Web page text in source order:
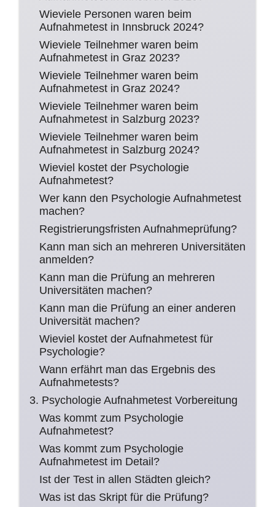
Wieviele Personen waren beim
Aufnahmetest in Innsbruck 2024?
Wieviele Teilnehmer waren beim
Aufnahmetest in Graz 2023?
Wieviele Teilnehmer waren beim
Aufnahmetest in Graz 2024?
Wieviele Teilnehmer waren beim
Aufnahmetest in Salzburg 2023?
Wieviele Teilnehmer waren beim
Aufnahmetest in Salzburg 2024?
Wieviel kostet der Psychologie
Aufnahmetest?
Wer kann den Psychologie Aufnahmetest
machen?
Registrierungsfristen Aufnahmeprüfung?
Kann man sich an mehreren Universitäten
anmelden?
Kann man die Prüfung an mehreren
Universitäten machen?
Kann man die Prüfung an einer anderen
Universität machen?
Wieviel kostet der Aufnahmetest für
Psychologie?
Wann erfährt man das Ergebnis des
Aufnahmetests?
3. Psychologie Aufnahmetest Vorbereitung
Was kommt zum Psychologie
Aufnahmetest?
Was kommt zum Psychologie
Aufnahmetest im Detail?
Ist der Test in allen Städten gleich?
Was ist das Skript für die Prüfung?